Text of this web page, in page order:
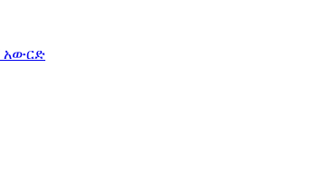
አውርድ